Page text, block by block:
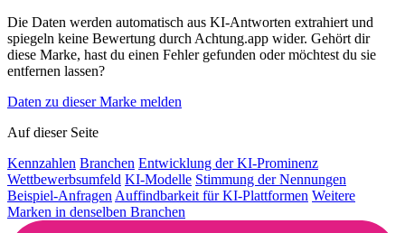
Die Daten werden automatisch aus KI-Antworten extrahiert und
spiegeln keine Bewertung durch Achtung.app wider. Gehört dir
diese Marke, hast du einen Fehler gefunden oder möchtest du sie
entfernen lassen?
Daten zu dieser Marke melden
Auf dieser Seite
Kennzahlen Branchen Entwicklung der KI-Prominenz
Wettbewerbsumfeld KI-Modelle Stimmung der Nennungen
Beispiel-Anfragen Auffindbarkeit für KI-Plattformen Weitere
Marken in denselben Branchen